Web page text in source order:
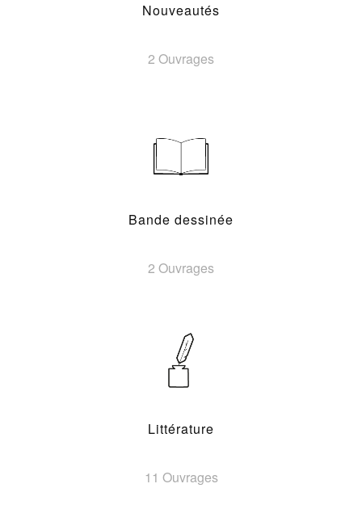
Nouveautés
2 Ouvrages
Bande dessinée
2 Ouvrages
Littérature
11 Ouvrages